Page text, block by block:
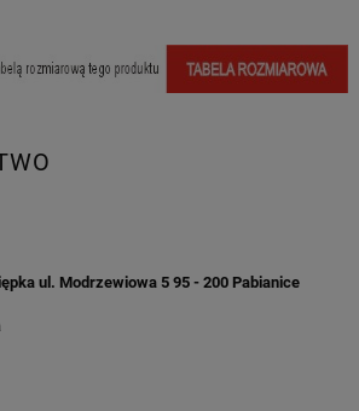
ul. Modrzewiowa 5 95 - 200 Pabianice